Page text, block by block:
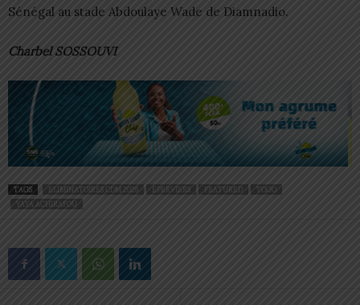
Sénégal au stade Abdoulaye Wade de Diamnadio.
Charbel SOSSOUVI
TAGS ELIMINATOIRES CDM 2026 EPERVIERS FEATURED
TOGO
YAYA ACHIRAFOU